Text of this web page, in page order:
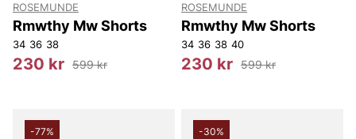
ROSEMUNDE
Rmwthy Mw Shorts
34 36 38
230 kr 599 kr
ROSEMUNDE
Rmwthy Mw Shorts
34 36 38 40
230 kr 599 kr
-77% -30%